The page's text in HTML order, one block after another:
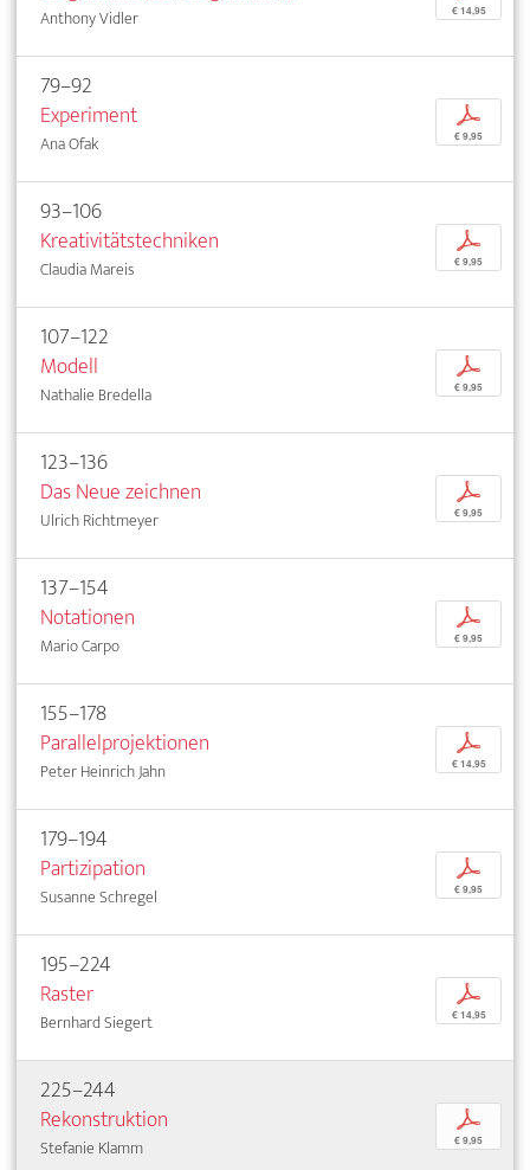
Anthony Vidler € 14,95
79–92
Experiment
Ana Ofak
p
€ 9,95
93–106
Kreativitätstechniken
Claudia Mareis
p
€ 9,95
107–122
Modell
Nathalie Bredella
p
€ 9,95
123–136
Das Neue zeichnen
Ulrich Richtmeyer
p
€ 9,95
137–154
Notationen
Mario Carpo
p
€ 9,95
155–178
Parallelprojektionen
Peter Heinrich Jahn
p
€ 14,95
179–194
Partizipation
Susanne Schregel
p
€ 9,95
195–224
Raster
Bernhard Siegert
p
€ 14,95
225–244
Rekonstruktion
Stefanie Klamm
p
€ 9,95